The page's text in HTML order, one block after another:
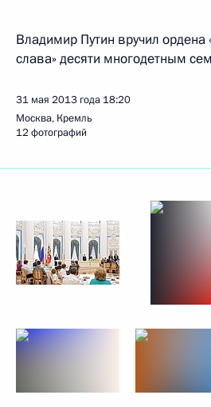
Владимир Путин вручил ордена
слава» десяти многодетным
31 мая 2013 года 18:20
Москва, Кремль
12 фотографий